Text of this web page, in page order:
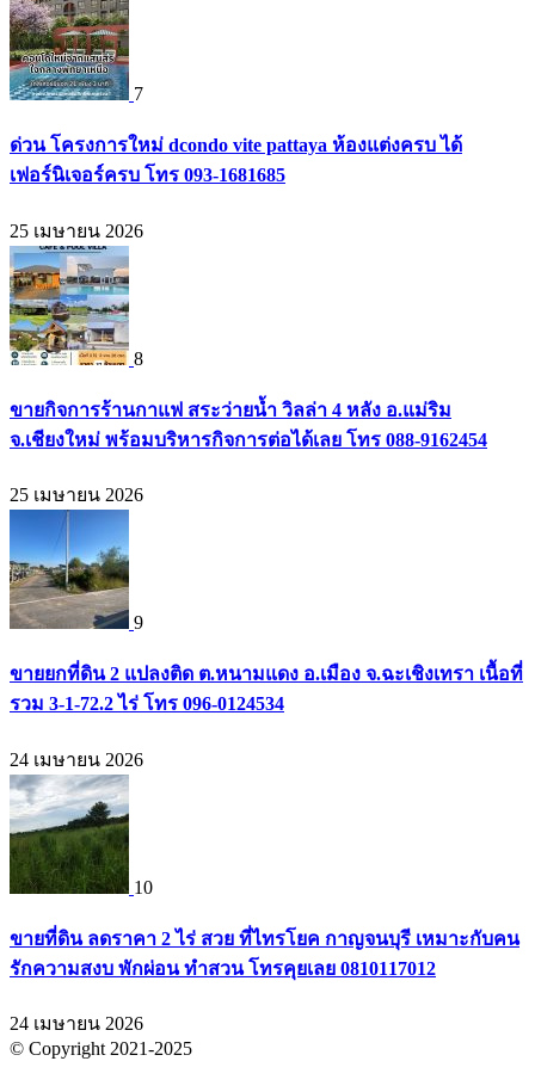
7
ด่วน โครงการใหม่ dcondo vite pattaya ห้องแต่งครบ ได้
เฟอร์นิเจอร์ครบ โทร 093-1681685
25 เมษายน 2026
8
ขายกิจการร้านกาแฟ สระว่ายน้ำ วิลล่า 4 หลัง อ.แม่ริม
จ.เชียงใหม่ พร้อมบริหารกิจการต่อได้เลย โทร 088-9162454
25 เมษายน 2026
9
ขายยกที่ดิน 2 แปลงติด ต.หนามแดง อ.เมือง จ.ฉะเชิงเทรา เนื้อที่
รวม 3-1-72.2 ไร่ โทร 096-0124534
24 เมษายน 2026
10
ขายที่ดิน ลดราคา 2 ไร่ สวย ที่ไทรโยค กาญจนบุรี เหมาะกับคน
รักความสงบ พักผ่อน ทำสวน โทรคุยเลย 0810117012
24 เมษายน 2026
© Copyright 2021-2025